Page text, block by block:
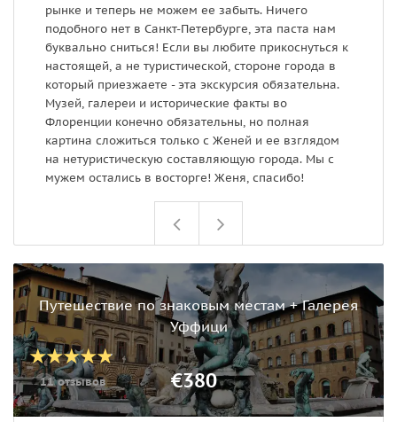
рынке и теперь не можем ее забыть. Ничего
подобного нет в Санкт-Петербурге, эта паста нам
буквально сниться! Если вы любите прикоснуться к
настоящей, а не туристической, стороне города в
который приезжаете - эта экскурсия обязательна.
Музей, галереи и исторические факты во
Флоренции конечно обязательны, но полная
картина сложиться только с Женей и ее взглядом
на нетуристическую составляющую города. Мы с
мужем остались в восторге! Женя, спасибо!
Путешествие по знаковым местам + Галерея
Уффици
11 отзывов €380